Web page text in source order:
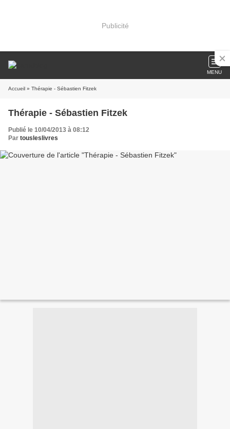
Publicité
MENU
Accueil » Thérapie - Sébastien Fitzek
Thérapie - Sébastien Fitzek
Publié le 10/04/2013 à 08:12
Par tousleslivres